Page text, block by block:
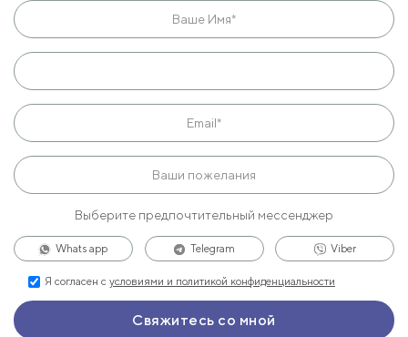
Выберите предпочтительный мессенджер
Whats app Telegram Viber
Я согласен с условиями и политикой конфиденциальности